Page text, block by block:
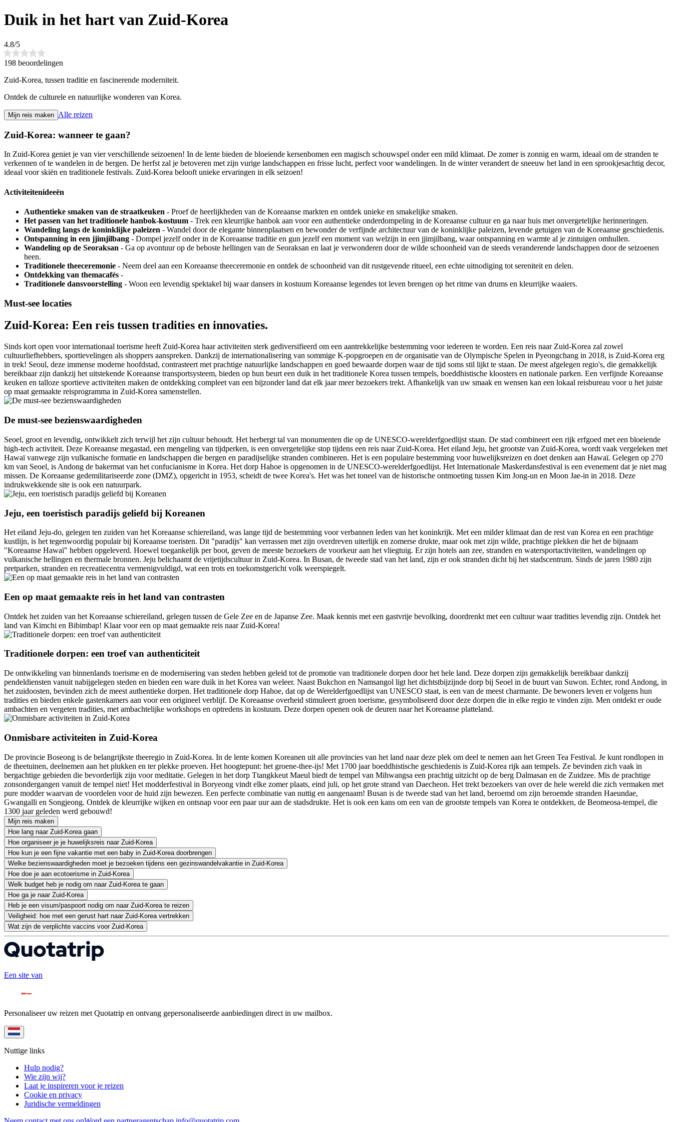
Duik in het hart van Zuid-Korea
4.8/5
198 beoordelingen
Zuid-Korea, tussen traditie en fascinerende moderniteit.
Ontdek de culturele en natuurlijke wonderen van Korea.
Mijn reis maken Alle reizen
Zuid-Korea: wanneer te gaan?
In Zuid-Korea geniet je van vier verschillende seizoenen! In de lente bieden de bloeiende kersenbomen een magisch schouwspel onder een mild klimaat. De zomer is zonnig en warm, ideaal om de stranden te
verkennen of te wandelen in de bergen. De herfst zal je betoveren met zijn vurige landschappen en frisse lucht, perfect voor wandelingen. In de winter verandert de sneeuw het land in een sprookjesachtig decor,
ideaal voor skiën en traditionele festivals. Zuid-Korea belooft unieke ervaringen in elk seizoen!
Activiteitenideeën
Authentieke smaken van de straatkeuken - Proef de heerlijkheden van de Koreaanse markten en ontdek unieke en smakelijke smaken.
Het passen van het traditionele hanbok-kostuum - Trek een kleurrijke hanbok aan voor een authentieke onderdompeling in de Koreaanse cultuur en ga naar huis met onvergetelijke herinneringen.
Wandeling langs de koninklijke paleizen - Wandel door de elegante binnenplaatsen en bewonder de verfijnde architectuur van de koninklijke paleizen, levende getuigen van de Koreaanse geschiedenis.
Ontspanning in een jjimjilbang - Dompel jezelf onder in de Koreaanse traditie en gun jezelf een moment van welzijn in een jjimjilbang, waar ontspanning en warmte al je zintuigen omhullen.
Wandeling op de Seoraksan - Ga op avontuur op de beboste hellingen van de Seoraksan en laat je verwonderen door de wilde schoonheid van de steeds veranderende landschappen door de seizoenen
heen.
Traditionele theeceremonie - Neem deel aan een Koreaanse theeceremonie en ontdek de schoonheid van dit rustgevende ritueel, een echte uitnodiging tot sereniteit en delen.
Ontdekking van themacafés -
Traditionele dansvoorstelling - Woon een levendig spektakel bij waar dansers in kostuum Koreaanse legendes tot leven brengen op het ritme van drums en kleurrijke waaiers.
Must-see locaties
Zuid-Korea: Een reis tussen tradities en innovaties.
Sinds kort open voor internationaal toerisme heeft Zuid-Korea haar activiteiten sterk gediversifieerd om een aantrekkelijke bestemming voor iedereen te worden. Een reis naar Zuid-Korea zal zowel
cultuurliefhebbers, sportievelingen als shoppers aanspreken. Dankzij de internationalisering van sommige K-popgroepen en de organisatie van de Olympische Spelen in Pyeongchang in 2018, is Zuid-Korea erg
in trek! Seoul, deze immense moderne hoofdstad, contrasteert met prachtige natuurlijke landschappen en goed bewaarde dorpen waar de tijd soms stil lijkt te staan. De meest afgelegen regio's, die gemakkelijk
bereikbaar zijn dankzij het uitstekende Koreaanse transportsysteem, bieden op hun beurt een duik in het traditionele Korea tussen tempels, boeddhistische kloosters en nationale parken. Een verfijnde Koreaanse
keuken en talloze sportieve activiteiten maken de ontdekking compleet van een bijzonder land dat elk jaar meer bezoekers trekt. Afhankelijk van uw smaak en wensen kan een lokaal reisbureau voor u het juiste
op maat gemaakte reisprogramma in Zuid-Korea samenstellen.
De must-see bezienswaardigheden
Seoel, groot en levendig, ontwikkelt zich terwijl het zijn cultuur behoudt. Het herbergt tal van monumenten die op de UNESCO-werelderfgoedlijst staan. De stad combineert een rijk erfgoed met een bloeiende
high-tech activiteit. Deze Koreaanse megastad, een mengeling van tijdperken, is een onvergetelijke stop tijdens een reis naar Zuid-Korea. Het eiland Jeju, het grootste van Zuid-Korea, wordt vaak vergeleken met
Hawaï vanwege zijn vulkanische formatie en landschappen die bergen en paradijselijke stranden combineren. Het is een populaire bestemming voor huwelijksreizen en doet denken aan Hawaï. Gelegen op 270
km van Seoel, is Andong de bakermat van het confucianisme in Korea. Het dorp Hahoe is opgenomen in de UNESCO-werelderfgoedlijst. Het Internationale Maskerdansfestival is een evenement dat je niet mag
missen. De Koreaanse gedemilitariseerde zone (DMZ), opgericht in 1953, scheidt de twee Korea's. Het was het toneel van de historische ontmoeting tussen Kim Jong-un en Moon Jae-in in 2018. Deze
indrukwekkende site is ook een natuurpark.
Jeju, een toeristisch paradijs geliefd bij Koreanen
Het eiland Jeju-do, gelegen ten zuiden van het Koreaanse schiereiland, was lange tijd de bestemming voor verbannen leden van het koninkrijk. Met een milder klimaat dan de rest van Korea en een prachtige
kustlijn, is het tegenwoordig populair bij Koreaanse toeristen. Dit "paradijs" kan verrassen met zijn overdreven uiterlijk en zomerse drukte, maar ook met zijn wilde, prachtige plekken die het de bijnaam
"Koreaanse Hawaï" hebben opgeleverd. Hoewel toegankelijk per boot, geven de meeste bezoekers de voorkeur aan het vliegtuig. Er zijn hotels aan zee, stranden en watersportactiviteiten, wandelingen op
vulkanische hellingen en thermale bronnen. Jeju belichaamt de vrijetijdscultuur in Zuid-Korea. In Busan, de tweede stad van het land, zijn er ook stranden dicht bij het stadscentrum. Sinds de jaren 1980 zijn
pretparken, stranden en recreatiecentra vermenigvuldigd, wat een trots en toekomstgericht volk weerspiegelt.
Een op maat gemaakte reis in het land van contrasten
Ontdek het zuiden van het Koreaanse schiereiland, gelegen tussen de Gele Zee en de Japanse Zee. Maak kennis met een gastvrije bevolking, doordrenkt met een cultuur waar tradities levendig zijn. Ontdek het
land van Kimchi en Bibimbap! Klaar voor een op maat gemaakte reis naar Zuid-Korea!
Traditionele dorpen: een troef van authenticiteit
De ontwikkeling van binnenlands toerisme en de modernisering van steden hebben geleid tot de promotie van traditionele dorpen door het hele land. Deze dorpen zijn gemakkelijk bereikbaar dankzij
pendeldiensten vanuit nabijgelegen steden en bieden een ware duik in het Korea van weleer. Naast Bukchon en Namsangol ligt het dichtstbijzijnde dorp bij Seoel in de buurt van Suwon. Echter, rond Andong, in
het zuidoosten, bevinden zich de meest authentieke dorpen. Het traditionele dorp Hahoe, dat op de Werelderfgoedlijst van UNESCO staat, is een van de meest charmante. De bewoners leven er volgens hun
tradities en bieden enkele gastenkamers aan voor een origineel verblijf. De Koreaanse overheid stimuleert groen toerisme, gesymboliseerd door deze dorpen die in elke regio te vinden zijn. Men ontdekt er oude
ambachten en vergeten tradities, met ambachtelijke workshops en optredens in kostuum. Deze dorpen openen ook de deuren naar het Koreaanse platteland.
Onmisbare activiteiten in Zuid-Korea
De provincie Boseong is de belangrijkste theeregio in Zuid-Korea. In de lente komen Koreanen uit alle provincies van het land naar deze plek om deel te nemen aan het Green Tea Festival. Je kunt rondlopen in
de theetuinen, deelnemen aan het plukken en ter plekke proeven. Het hoogtepunt: het groene-thee-ijs! Met 1700 jaar boeddhistische geschiedenis is Zuid-Korea rijk aan tempels. Ze bevinden zich vaak in
bergachtige gebieden die bevorderlijk zijn voor meditatie. Gelegen in het dorp Ttangkkeut Maeul biedt de tempel van Mihwangsa een prachtig uitzicht op de berg Dalmasan en de Zuidzee. Mis de prachtige
zonsondergangen vanuit de tempel niet! Het modderfestival in Boryeong vindt elke zomer plaats, eind juli, op het grote strand van Daecheon. Het trekt bezoekers van over de hele wereld die zich vermaken met
pure modder waarvan de voordelen voor de huid zijn bewezen. Een perfecte combinatie van nuttig en aangenaam! Busan is de tweede stad van het land, beroemd om zijn beroemde stranden Haeundae,
Gwangalli en Songjeong. Ontdek de kleurrijke wijken en ontsnap voor een paar uur aan de stadsdrukte. Het is ook een kans om een van de grootste tempels van Korea te ontdekken, de Beomeosa-tempel, die
1300 jaar geleden werd gebouwd!
Mijn reis maken
Hoe lang naar Zuid-Korea gaan
Hoe organiseer je je huwelijksreis naar Zuid-Korea
Hoe kun je een fijne vakantie met een baby in Zuid-Korea doorbrengen
Welke bezienswaardigheden moet je bezoeken tijdens een gezinswandelvakantie in Zuid-Korea
Hoe doe je aan ecotoerisme in Zuid-Korea
Welk budget heb je nodig om naar Zuid-Korea te gaan
Hoe ga je naar Zuid-Korea
Heb je een visum/paspoort nodig om naar Zuid-Korea te reizen
Veiligheid: hoe met een gerust hart naar Zuid-Korea vertrekken
Wat zijn de verplichte vaccins voor Zuid-Korea
Een site van
Personaliseer uw reizen met Quotatrip en ontvang gepersonaliseerde aanbiedingen direct in uw mailbox.
Nuttige links
Hulp nodig?
Wie zijn wij?
Laat je inspireren voor je reizen
Cookie en privacy
Juridische vermeldingen